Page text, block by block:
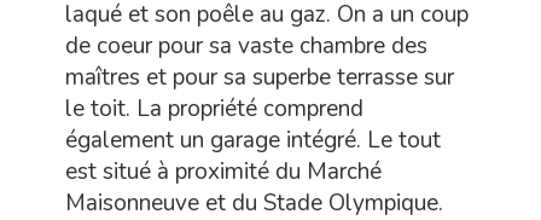
laqué et son poêle au gaz. On a un coup
de coeur pour sa vaste chambre des
maîtres et pour sa superbe terrasse sur
le toit. La propriété comprend
également un garage intégré. Le tout
est situé à proximité du Marché
Maisonneuve et du Stade Olympique.